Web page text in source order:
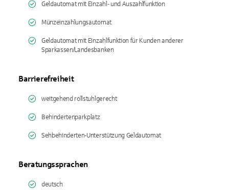
Geldautomat mit Einzahl- und Auszahlfunktion
Münzeinzahlungsautomat
Geldautomat mit Einzahlfunktion für Kunden anderer
Sparkassen/Landesbanken
Barrierefreiheit
weitgehend rollstuhlgerecht
Behindertenparkplatz
Sehbehinderten-Unterstützung Geldautomat
Beratungssprachen
deutsch